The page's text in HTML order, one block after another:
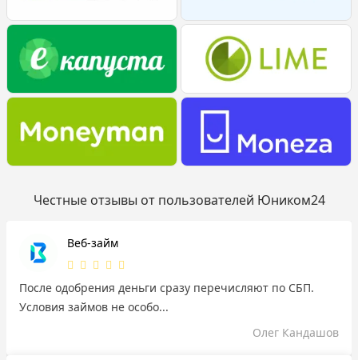
Честные отзывы от пользователей Юником24
Веб-займ
После одобрения деньги сразу перечисляют по СБП.
Условия займов не особо...
Олег Кандашов